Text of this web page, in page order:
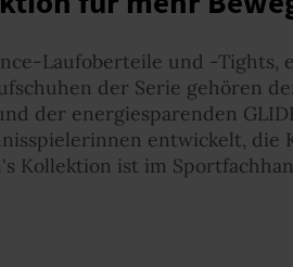
Laufoberteile und -
der Serie gehören
der energiesparenden
entwickelt,
Kollektion ist im